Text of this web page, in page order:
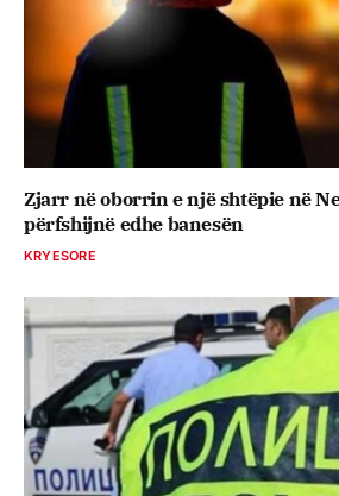
Zjarr në oborrin e një shtëpie në
përfshijnë edhe banesën
KRYESORE